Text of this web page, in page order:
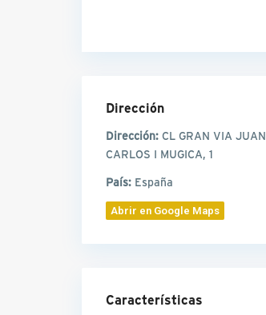
Dirección
Dirección: CL GRAN VIA JUAN
CARLOS I MUGICA, 1
País: España
Abrir en Google Maps
Características